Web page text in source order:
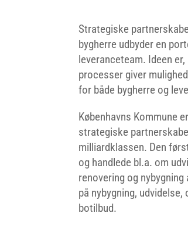
Strategiske
bygherre udbyder en
leveranceteam. Ideen
processer giver
for både bygherre og
Københavns Kommune
strategiske
milliardklassen. Den
og handlede bl.a. om
renovering og
på nybygning,
botilbud.